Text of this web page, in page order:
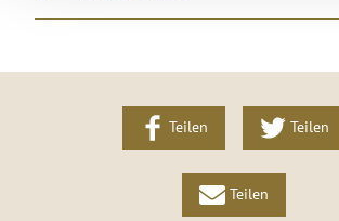
Teilen Teilen
Teilen